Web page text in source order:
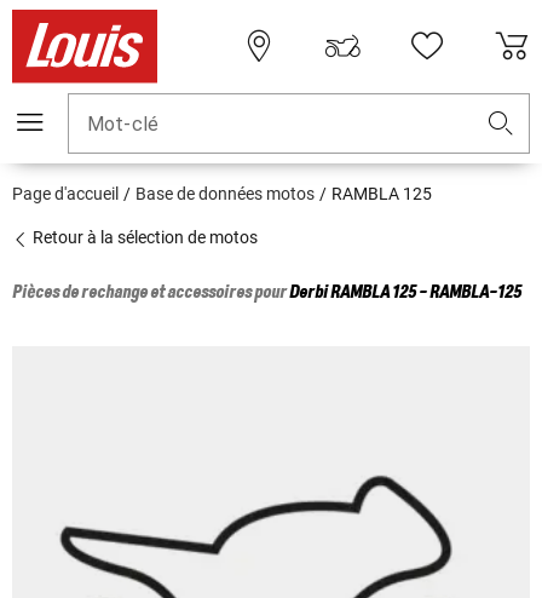
Mot-clé
Page d'accueil Base de données motos RAMBLA 125
Retour à la sélection de motos
Pièces de rechange et accessoires pourDerbiRAMBLA 125 - RAMBLA-125